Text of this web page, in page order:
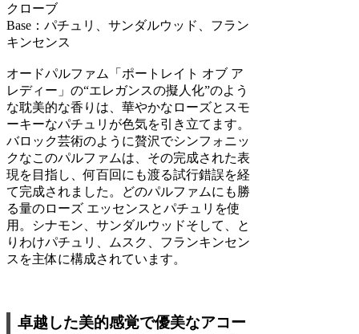
クローブ
Base：パチュリ、サンダルウッド、フラン
キンセンス
オードパルファム「ポートレイト オブ ア
レディー」の“エレガンスの擬人化”のよう
な耽美的な香りは、華やかなローズとスモ
ーキーなパチュリが色気を引き立てます。
バロック芸術のように贅沢でシンフォニッ
クなこのパルファムは、その完成された表
現を目指し、何百回にも渡る試行錯誤を経
て完成されました。どのパルファムにも勝
る量のローズ エッセンスとパチュリを使
用。シナモン、サンダルウッドそして、と
りわけパチュリ、ムスク、フランキンセン
スを主体に構成されています。
卓越した美的感覚で優美なアコー